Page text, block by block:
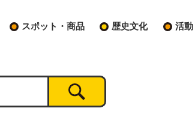
スポット・商品 歴史文化
活動